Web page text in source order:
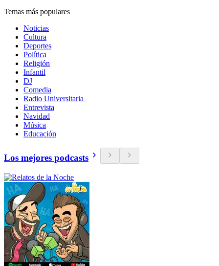
Temas más populares
Noticias
Cultura
Deportes
Política
Religión
Infantil
DJ
Comedia
Radio Universitaria
Entrevista
Navidad
Música
Educación
Los mejores podcasts